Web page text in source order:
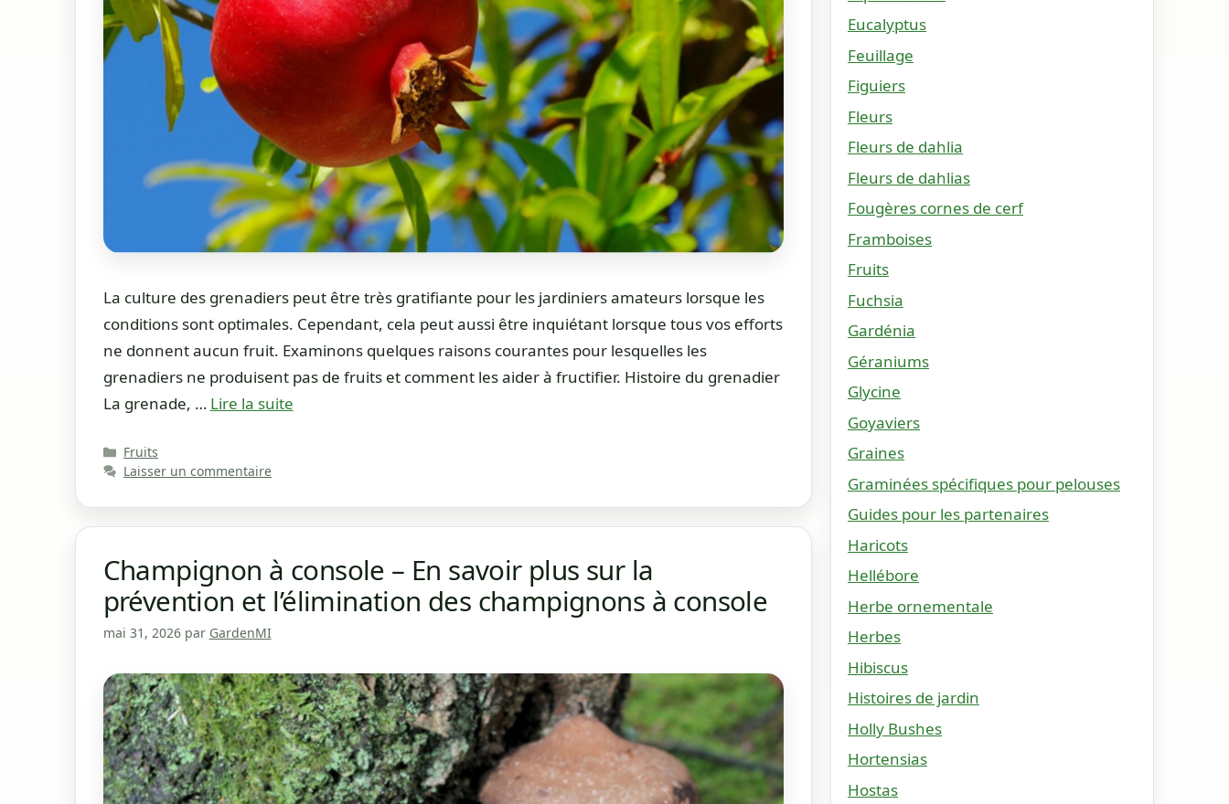
La culture des grenadiers peut être très gratifiante pour les jardiniers amateurs lorsque les
conditions sont optimales. Cependant, cela peut aussi être inquiétant lorsque tous vos efforts
ne donnent aucun fruit. Examinons quelques raisons courantes pour lesquelles les
grenadiers ne produisent pas de fruits et comment les aider à fructifier. Histoire du grenadier
La grenade, … Lire la suite
Catégories
Fruits
Laisser un commentaire
Champignon à console – En savoir plus sur la
prévention et l’élimination des champignons à console
mai 31, 2026 par GardenMI
Eucalyptus
Feuillage
Figuiers
Fleurs
Fleurs de dahlia
Fleurs de dahlias
Fougères cornes de cerf
Framboises
Fruits
Fuchsia
Gardénia
Géraniums
Glycine
Goyaviers
Graines
Graminées spécifiques pour pelouses
Guides pour les partenaires
Haricots
Hellébore
Herbe ornementale
Herbes
Hibiscus
Histoires de jardin
Holly Bushes
Hortensias
Hostas